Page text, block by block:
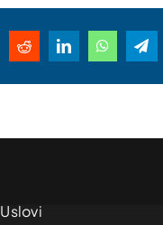
RedditLinkedInWhatsApp
Uslovi